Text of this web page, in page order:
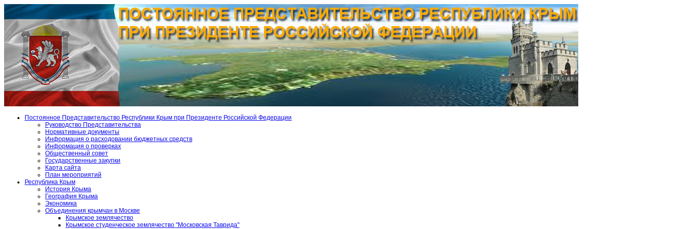
Постоянное Представительство Республики Крым при Президенте Российской Федерации
Руководство Представительства
Нормативные документы
Информация о расходовании бюджетных средств
Информация о проверках
Общественный совет
Государственные закупки
Карта сайта
План мероприятий
Республика Крым
История Крыма
География Крыма
Экономика
Объединения крымчан в Москве
Крымское землячество
Крымское студенческое землячество "Московская Таврида"